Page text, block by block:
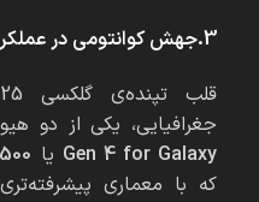
3.جهش کوانتومی در عملکرد با نسل جدید تراشه‌ها
جغرافیایی، یکی از دو
Gen 4 for Galaxy یا
که با معماری